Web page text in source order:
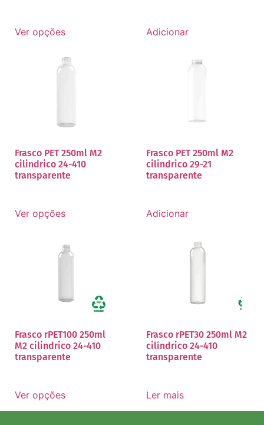
Ver opções Adicionar
Frasco PET 250ml M2
cilindrico 24-410
transparente
Ver opções
Frasco PET 250ml M2
cilindrico 29-21
transparente
Adicionar
Frasco rPET100 250ml
M2 cilindrico 24-410
transparente
Ver opções
Frasco rPET30 250ml M2
cilíndrico 24-410
transparente
Ler mais